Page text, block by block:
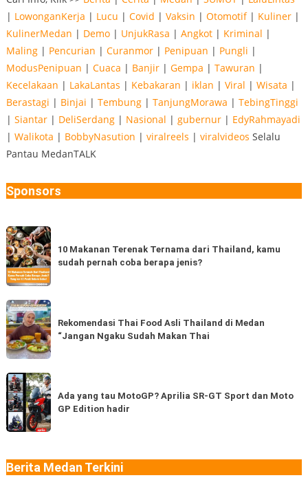
| LowonganKerja | Lucu | Covid | Vaksin | Otomotif| Kuliner|
KulinerMedan | Demo| UnjukRasa | Angkot| Kriminal |
Maling| Pencurian | Curanmor| Penipuan | Pungli |
ModusPenipuan | Cuaca | Banjir| Gempa | Tawuran |
Kecelakaan | LakaLantas | Kebakaran | iklan | Viral | Wisata |
Berastagi | Binjai | Tembung| TanjungMorawa | TebingTinggi
| Siantar| DeliSerdang| Nasional | gubernur| EdyRahmayadi
| Walikota | BobbyNasution | viralreels | viralvideos Selalu
Pantau MedanTALK
Sponsors
10
Makanan
Terenak
Ternama
dari
Thailand,
kamu
sudah
coba
berapa
jenis?
10 Makanan Terenak Ternama dari Thailand, kamu
sudah pernah coba berapa jenis?
Rekomendasi
Thai
Food
Asli
Thailand
di
Medan
“Jangan
Sudah
Makan
Rekomendasi Thai Food Asli Thailand di Medan
“Jangan Ngaku Sudah Makan Thai
Ada
yang
tau
MotoGP?
SR-
GT
Ada yang tau MotoGP? Aprilia SR-GT Sport dan Moto
GP Edition hadir
Berita Medan Terkini